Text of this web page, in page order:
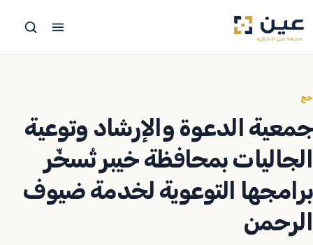
إلى
حج
جمعية الدعوة والإرشاد وتوعية
الجاليات بمحافظة خيبر تُسخّر
برامجها التوعوية لخدمة ضيوف
الرحمن